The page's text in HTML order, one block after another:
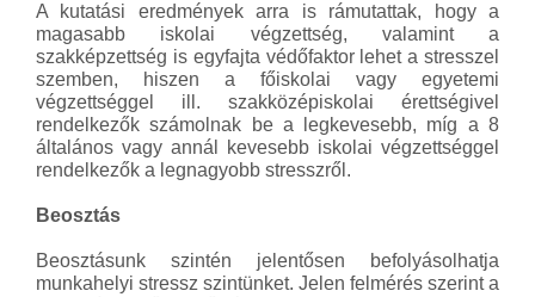
A kutatási eredmények arra is rámutattak, hogy a
magasabb iskolai végzettség, valamint a
szakképzettség is egyfajta védőfaktor lehet a stresszel
szemben, hiszen a főiskolai vagy egyetemi
végzettséggel ill. szakközépiskolai érettségivel
rendelkezők számolnak be a legkevesebb, míg a 8
általános vagy annál kevesebb iskolai végzettséggel
rendelkezők a legnagyobb stresszről.
Beosztás
Beosztásunk szintén jelentősen befolyásolhatja
munkahelyi stressz szintünket. Jelen felmérés szerint a